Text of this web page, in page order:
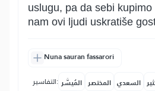
uslugu, pa da sebi
nam ovi ljudi uskratiše
Nuna sauran fassarori
التفاسير: المُيسَّر المختصر السعدي